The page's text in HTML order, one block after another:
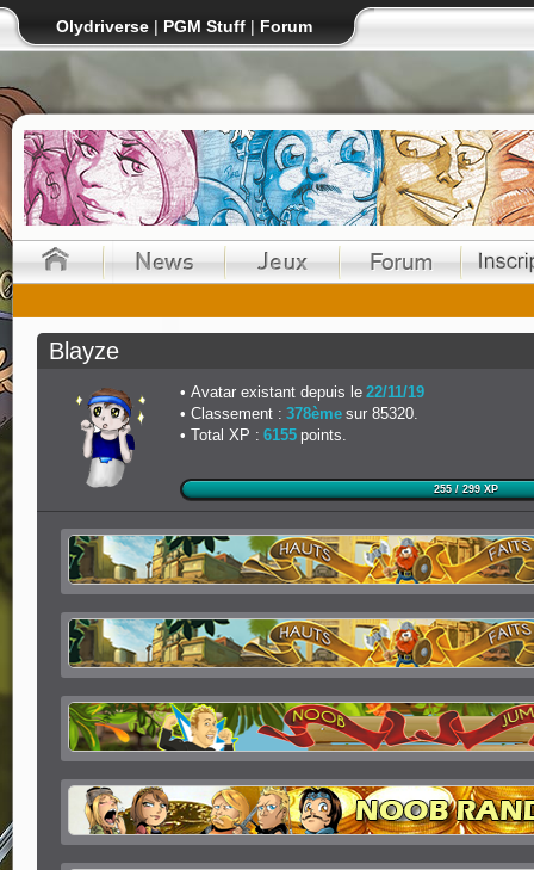
Olydriverse | PGM Stuff | Forum
Blayze
Avatar existant depuis le 22/11/19
Classement : 378ème sur 85320.
Total XP : 6155 points.
255 / 299 XP